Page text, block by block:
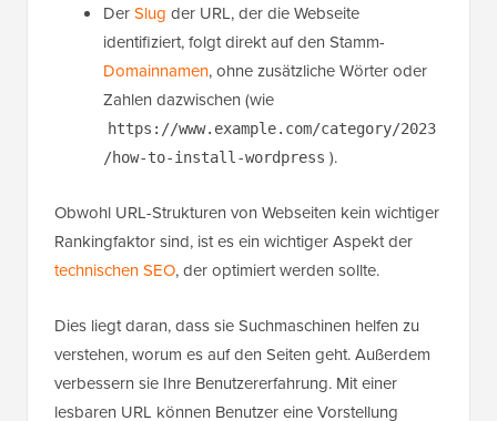
DerSlug der URL, der die Webseite
identifiziert, folgt direkt auf den Stamm-
Domainnamen, ohne zusätzliche Wörter oder
Zahlen dazwischen (wie
https://www.example.com/category/2023
/how-to-install-wordpress ).
Obwohl URL-Strukturen von Webseiten kein wichtiger
Rankingfaktor sind, ist es ein wichtiger Aspekt der
technischen SEO, der optimiert werden sollte.
Dies liegt daran, dass sie Suchmaschinen helfen zu
verstehen, worum es auf den Seiten geht. Außerdem
verbessern sie Ihre Benutzererfahrung. Mit einer
lesbaren URL können Benutzer eine Vorstellung